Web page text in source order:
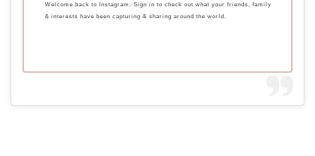
Welcome back to Instagram. Sign in to check out what your friends, family
& interests have been capturing & sharing around the world.